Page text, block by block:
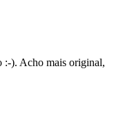
:-). Acho mais original,